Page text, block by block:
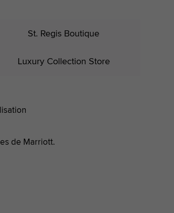
St. Regis Boutique
Luxury Collection Store
de Marriott.